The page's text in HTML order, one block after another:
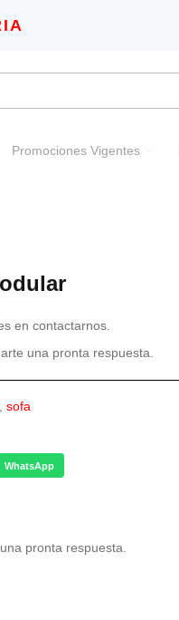
Promociones Vigentes
en contactarnos.
una pronta respuesta.
sofa
WhatsApp
pronta respuesta.